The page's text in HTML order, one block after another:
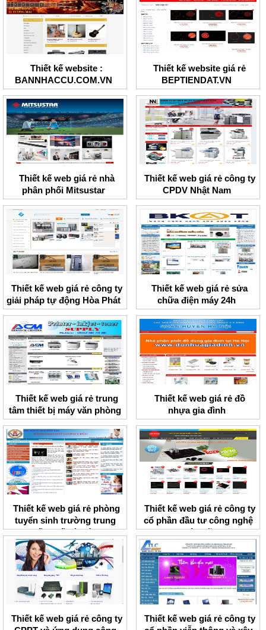
Thiết kế website :
BANNHACCU.COM.VN
Thiết kế website giá rẻ
BEPTIENDAT.VN
Thiết kế web giá rẻ nhà
phân phối Mitsustar
Thiết kế web giá rẻ công ty
CPDV Nhật Nam
Thiết kế web giá rẻ công ty
giải pháp tự động Hòa Phát
Thiết kế web giá rẻ sửa
chữa điện máy 24h
Thiết kế web giá rẻ trung
tâm thiết bị máy văn phòng
ACM
Thiết kế web giá rẻ đồ
nhựa gia đình
Thiết kế web giá rẻ phòng
tuyển sinh trường trung
cấp y tế Hà Nội
Thiết kế web giá rẻ công ty
cổ phần đầu tư công nghệ
Việt Mỹ
Thiết kế web giá rẻ công ty
Thiết kế web giá rẻ công ty